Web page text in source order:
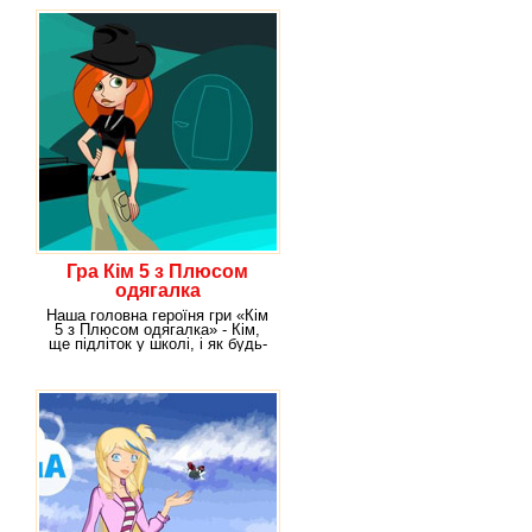
Гра Кім 5 з Плюсом
одягалка
Наша головна героїня гри «Кім
5 з Плюсом одягалка» - Кім,
ще підліток у школі, і як будь-